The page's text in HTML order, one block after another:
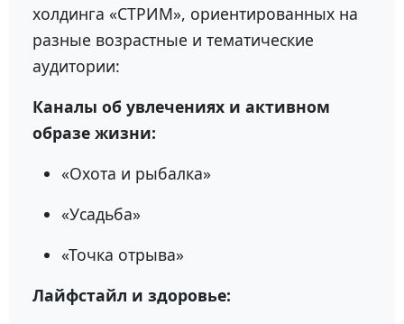
холдинга «СТРИМ», ориентированных на
разные возрастные и тематические
аудитории:
Каналы об увлечениях и активном
образе жизни:
«Охота и рыбалка»
«Усадьба»
«Точка отрыва»
Лайфстайл и здоровье: